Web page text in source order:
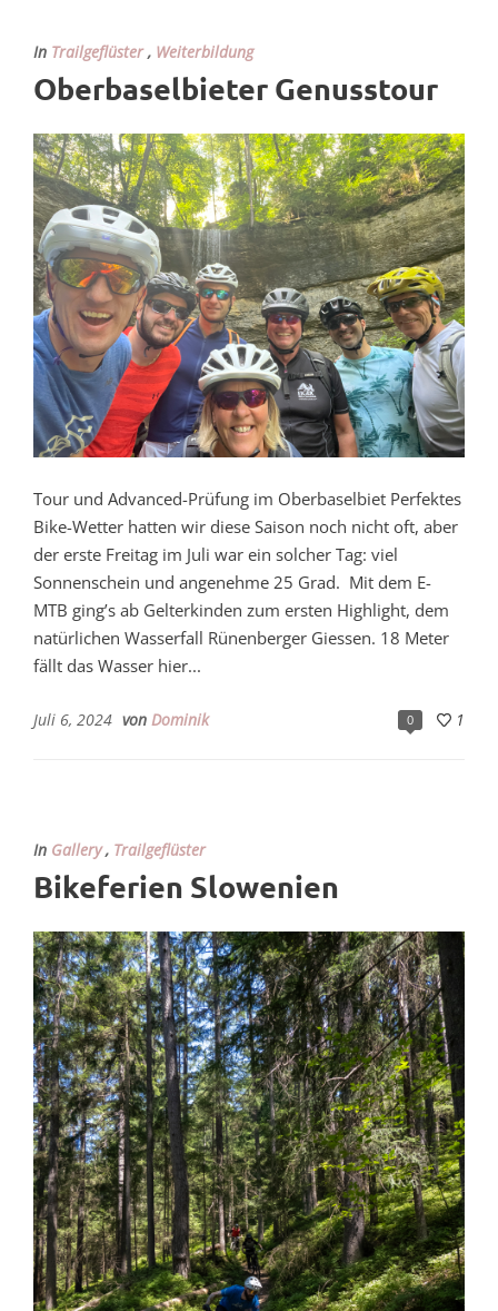
In Trailgeflüster, Weiterbildung
Oberbaselbieter Genusstour
Tour und Advanced-Prüfung im Oberbaselbiet Perfektes
Bike-Wetter hatten wir diese Saison noch nicht oft, aber
der erste Freitag im Juli war ein solcher Tag: viel
Sonnenschein und angenehme 25 Grad. Mit dem E-
MTB ging’s ab Gelterkinden zum ersten Highlight, dem
natürlichen Wasserfall Rünenberger Giessen. 18 Meter
fällt das Wasser hier...
0 1
Juli 6, 2024 von Dominik
In Gallery, Trailgeflüster
Bikeferien Slowenien